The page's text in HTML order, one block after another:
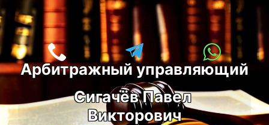
Перейти
к
содержимому
Арбитражный управляющий
Сигачёв Павел
Викторович